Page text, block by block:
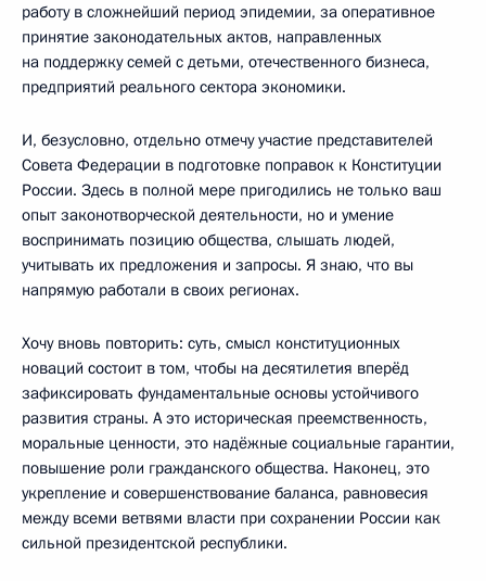
работу в сложнейший период эпидемии, за оперативное
принятие законодательных актов, направленных
на поддержку семей с детьми, отечественного бизнеса,
предприятий реального сектора экономики.
И, безусловно, отдельно отмечу участие представителей
Совета Федерации в подготовке поправок к Конституции
России. Здесь в полной мере пригодились не только ваш
опыт законотворческой деятельности, но и умение
воспринимать позицию общества, слышать людей,
учитывать их предложения и запросы. Я знаю, что вы
напрямую работали в своих регионах.
Хочу вновь повторить: суть, смысл конституционных
новаций состоит в том, чтобы на десятилетия вперёд
зафиксировать фундаментальные основы устойчивого
развития страны. А это историческая преемственность,
моральные ценности, это надёжные социальные гарантии,
повышение роли гражданского общества. Наконец, это
укрепление и совершенствование баланса, равновесия
между всеми ветвями власти при сохранении России как
сильной президентской республики.